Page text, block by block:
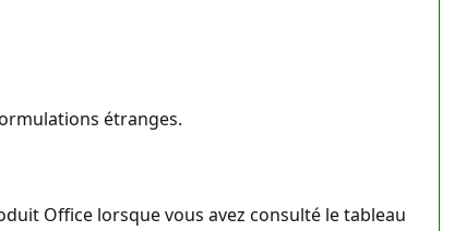
étranges.
Office lorsque vous avez consulté le tableau